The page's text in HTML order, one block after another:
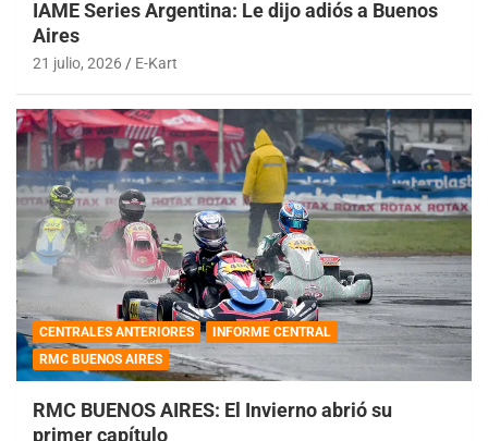
IAME Series Argentina: Le dijo adiós a Buenos
Aires
21 julio, 2026 E-Kart
CENTRALES ANTERIORES
INFORME CENTRAL
RMC BUENOS AIRES
RMC BUENOS AIRES: El Invierno abrió su
primer capítulo